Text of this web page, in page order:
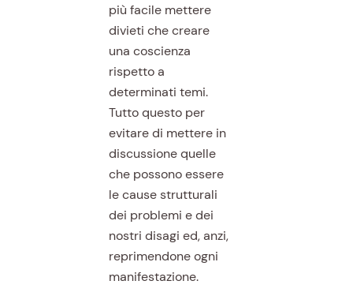
più facile mettere
divieti che creare
una coscienza
rispetto a
determinati temi.
Tutto questo per
evitare di mettere in
discussione quelle
che possono essere
le cause strutturali
dei problemi e dei
nostri disagi ed, anzi,
reprimendone ogni
manifestazione.